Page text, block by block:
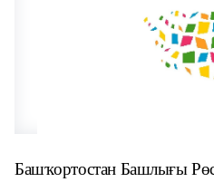
Башҡортостан Башлығы